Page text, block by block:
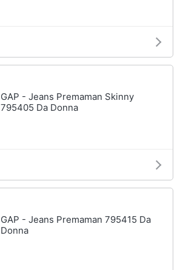
GAP - Jeans Premaman Skinny
795405 Da Donna
GAP - Jeans Premaman 795415 Da
Donna